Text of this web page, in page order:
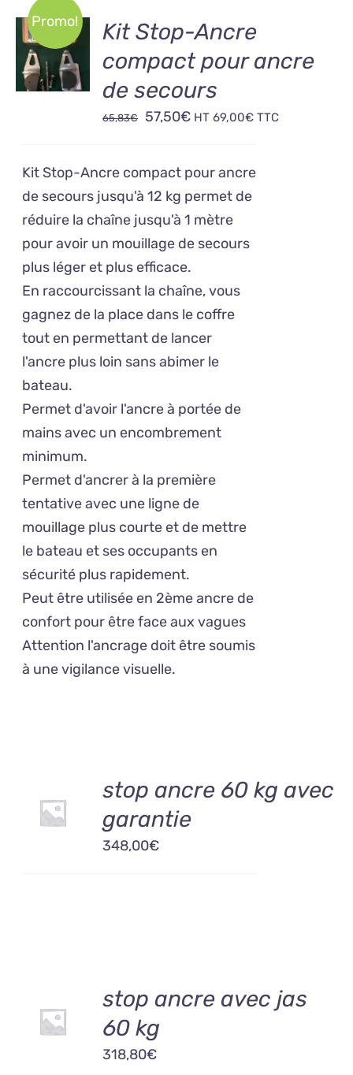
Promo!
AJOUTER
PANIER
/
DÉTAILS
Kit Stop-Ancre
compact pour ancre
de secours
65,83€
Le
initial
était :
65,83€.
57,50€Le
57,50€.
HT69,00€ TTC
Kit Stop-Ancre compact pour ancre
de secours jusqu'à 12 kg permet de
réduire la chaîne jusqu'à 1 mètre
pour avoir un mouillage de secours
plus léger et plus efficace.
En raccourcissant la chaîne, vous
gagnez de la place dans le coffre
tout en permettant de lancer
l'ancre plus loin sans abimer le
bateau.
Permet d'avoir l'ancre à portée de
mains avec un encombrement
minimum.
Permet d'ancrer à la première
tentative avec une ligne de
mouillage plus courte et de mettre
le bateau et ses occupants en
sécurité plus rapidement.
Peut être utilisée en 2ème ancre de
confort pour être face aux vagues
Attention l'ancrage doit être soumis
à une vigilance visuelle.
AU
PANIER
stop ancre 60 kg avec
garantie
348,00€
AU
PANIER
stop ancre avec jas
60 kg
318,80€